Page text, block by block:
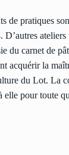
de pratiques
du carnet de
acquérir la
du Lot. La
elle pour toute